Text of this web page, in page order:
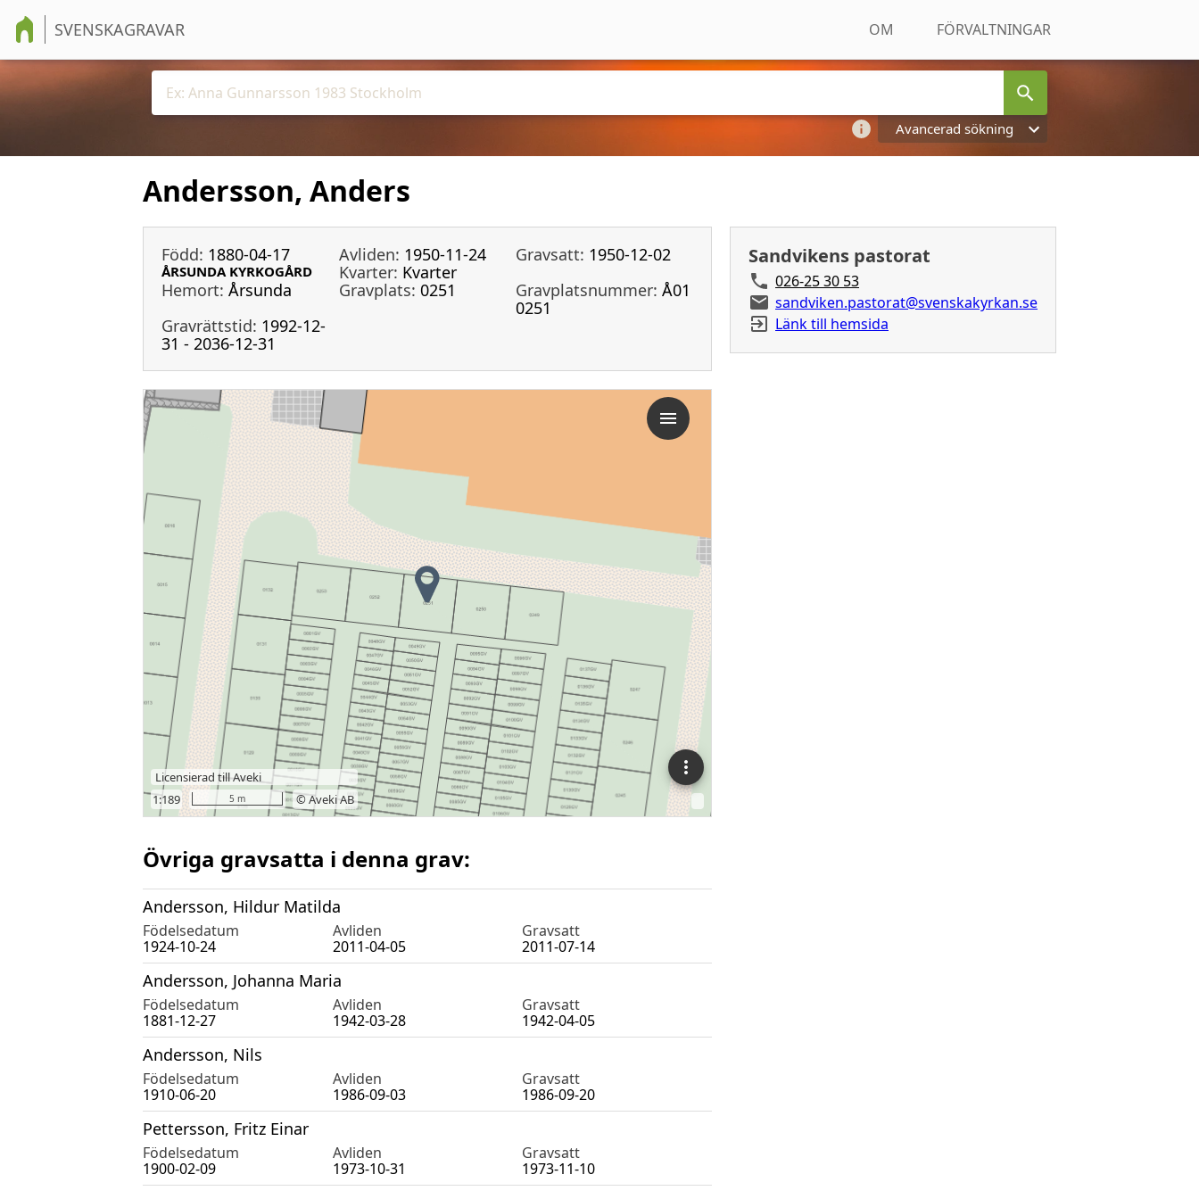
SVENSKAGRAVAR OM FÖRVALTNINGAR
Avancerad sökning
Andersson, Anders
Född: 1880-04-17 Avliden: 1950-11-24 Gravsatt: 1950-12-02
ÅRSUNDA KYRKOGÅRD Kvarter: Kvarter
Hemort: Årsunda Gravplats: 0251 Gravplatsnummer: Å01
0251
Gravrättstid: 1992-12-
31 - 2036-12-31
Övriga gravsatta i denna grav:
Andersson, Hildur Matilda
Födelsedatum Avliden
Gravsatt
1924-10-24
2011-04-05 2011-07-14
Andersson, Johanna Maria
Födelsedatum Avliden
Gravsatt
1881-12-27
1942-03-28 1942-04-05
Andersson, Nils
Födelsedatum Avliden
Gravsatt
1910-06-20
1986-09-03 1986-09-20
Pettersson, Fritz Einar
Födelsedatum Avliden
Gravsatt
1900-02-09
1973-10-31 1973-11-10
Sandvikens pastorat
026-25 30 53
sandviken.pastorat@svenskakyrkan.se
Länk till hemsida